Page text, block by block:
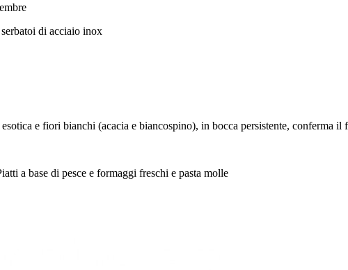
di acciaio inox
e fiori bianchi (acacia e biancospino), in bocca persistente, conferma il
base di pesce e formaggi freschi e pasta molle